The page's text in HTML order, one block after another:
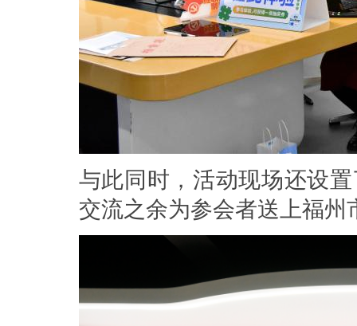
与此同时，活动现场还设
交流之余为参会者送上福